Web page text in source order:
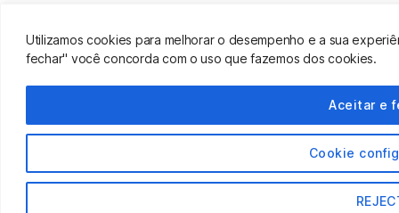
Utilizamos cookies para melhorar o desempenho e a sua
fechar" você concorda com o uso que fazemos dos cookies.
Cookie
Aceitar e